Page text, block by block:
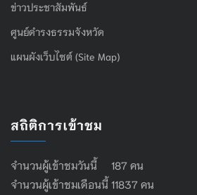
ข่าวประชาสัมพันธ์
ศูนย์ดำรงธรรมจังหวัด
แผนผังเว็บไซต์ (Site Map)
สถิติการเข้าชม
จำนวนผู้เข้าชมวันนี้ 187 คน
จำนวนผู้เข้าชมเดือนนี้ 11837 คน